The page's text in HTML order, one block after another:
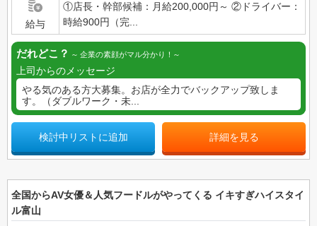
給与
①店長・幹部候補：月給200,000円～ ②ドライバー：
時給900円（完...
だれどこ？ 企業の素顔がマル分かり！
上司からのメッセージ
やる気のある方大募集。お店が全力でバックアップ致しま
す。（ダブルワーク・未...
検討中リストに追加 詳細を見る
全国からAV女優＆人気フードルがやってくる イキすぎハイスタイ
ル富山